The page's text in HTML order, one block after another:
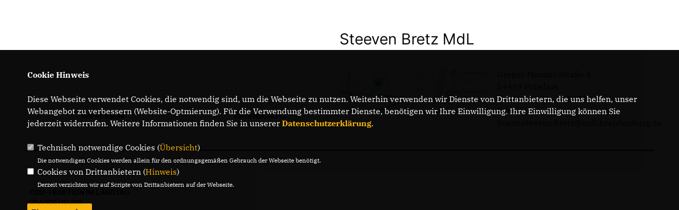
IMPRESSUM DATENSCHUTZ
Steeven Bretz MdL
Telefon: 0331 - 20085713
E-Mail:
BRANDENBURG
Cookie Hinweis
Diese Webseite verwendet Cookies, die notwendig sind, um die Webseite zu nutzen. Weiterhin verwenden wir Dienste von Drittanbietern, die uns helfen, unser
Webangebot zu verbessern (Website-Optmierung). Für die Verwendung bestimmter Dienste, benötigen wir Ihre Einwilligung. Ihre Einwilligung können Sie
jederzeit widerrufen. Weitere Informationen finden Sie in unserer Datenschutzerklärung.
Technisch notwendige Cookies (Übersicht)
Die notwendigen Cookies werden allein für den ordnungsgemäßen Gebrauch der Webseite benötigt.
Cookies von Drittanbietern (Hinweis)
Derzeit verzichten wir auf Scripte von Drittanbietern auf der Webseite.